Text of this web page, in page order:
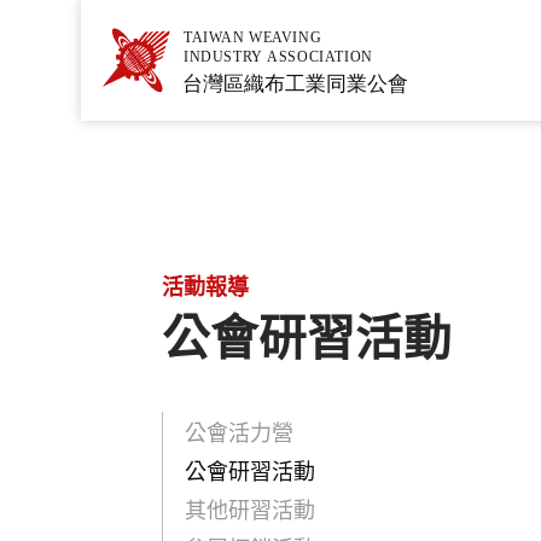
活動報導
公會研習活動
公會活力營
公會研習活動
其他研習活動